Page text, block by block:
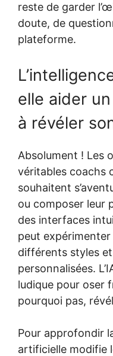
reste de garder
doute, de
plateforme.
elle aider
à révéler
Absolument ! Les
véritables coachs
souhaitent
ou composer leur
des interfaces
peut
différents styles
personnalisées.
ludique pour oser
pourquoi pas,
Pour approfondir
artificielle modifie